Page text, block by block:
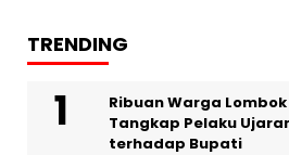
TRENDING
Ribuan Warga
Tangkap Pelaku
terhadap Bupati